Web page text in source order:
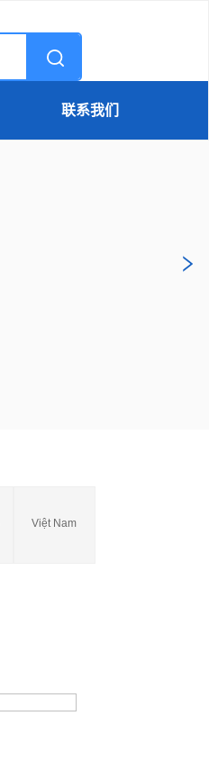
联系我们
Việt Nam